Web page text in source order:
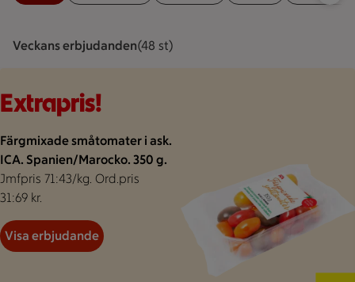
Veckans erbjudandenVisar 48 st stycken
(48 st)
Bildspel med 4 bilder.
Extrapris!
Färgmixade småtomater i ask.
ICA. Spanien/Marocko. 350 g.
Jmfpris 71:43/kg. Ord.pris
31:69 kr.
Visa erbjudande